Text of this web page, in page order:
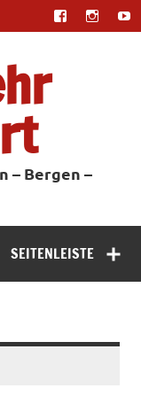
– Bergen –
SEITENLEISTE